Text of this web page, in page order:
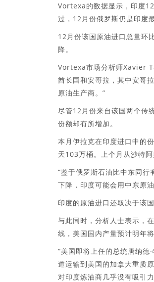
Vortexa的数据显示，印度
过，12月份俄罗斯仍是印度
12月份该国原油进口总量环
降。
Vortexa市场分析师Xavier
酋长国和安哥拉，其中安哥
原油生产商。”
尽管12月份来自该国两个传
份额却有所增加。
本月伊拉克在印度进口中的
天103万桶。上个月从沙特
“鉴于俄罗斯石油比中东同行
下降，印度可能会用中东原
印度的原油进口还取决于该
与此同时，分析人士表示，
线，美国国内产量预计明年将
“美国即将上任的总统唐纳
道运输到美国的加拿大重质
对印度炼油商几乎没有吸引